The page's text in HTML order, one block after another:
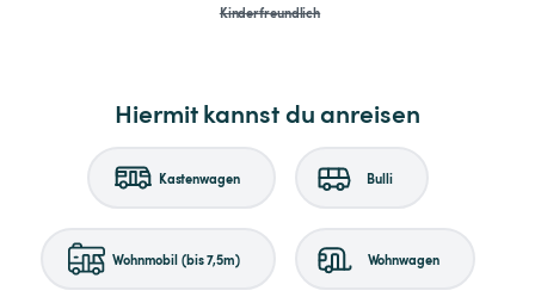
Kinderfreundlich
Hiermit kannst du anreisen
Kastenwagen Bulli
Wohnmobil (bis 7,5m) Wohnwagen